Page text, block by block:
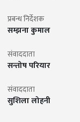
प्रबन्ध निर्देशक
सम्झना कुमाल
संवाददाता
सन्तोष परियार
संवाददाता
सुशिला लोहनी